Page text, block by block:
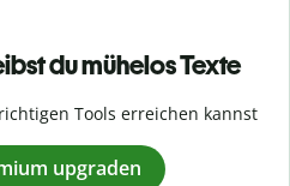
du mühelos Texte
Tools erreichen kannst
upgraden